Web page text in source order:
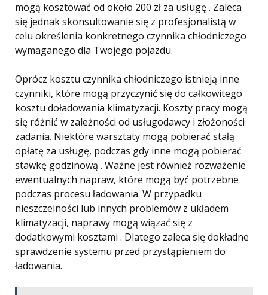
mogą kosztować od około 200 zł za usługę . Zaleca
się jednak skonsultowanie się z profesjonalistą w
celu określenia konkretnego czynnika chłodniczego
wymaganego dla Twojego pojazdu.
Oprócz kosztu czynnika chłodniczego istnieją inne
czynniki, które mogą przyczynić się do całkowitego
kosztu doładowania klimatyzacji. Koszty pracy mogą
się różnić w zależności od usługodawcy i złożoności
zadania. Niektóre warsztaty mogą pobierać stałą
opłatę za usługę, podczas gdy inne mogą pobierać
stawkę godzinową . Ważne jest również rozważenie
ewentualnych napraw, które mogą być potrzebne
podczas procesu ładowania. W przypadku
nieszczelności lub innych problemów z układem
klimatyzacji, naprawy mogą wiązać się z
dodatkowymi kosztami . Dlatego zaleca się dokładne
sprawdzenie systemu przed przystąpieniem do
ładowania.